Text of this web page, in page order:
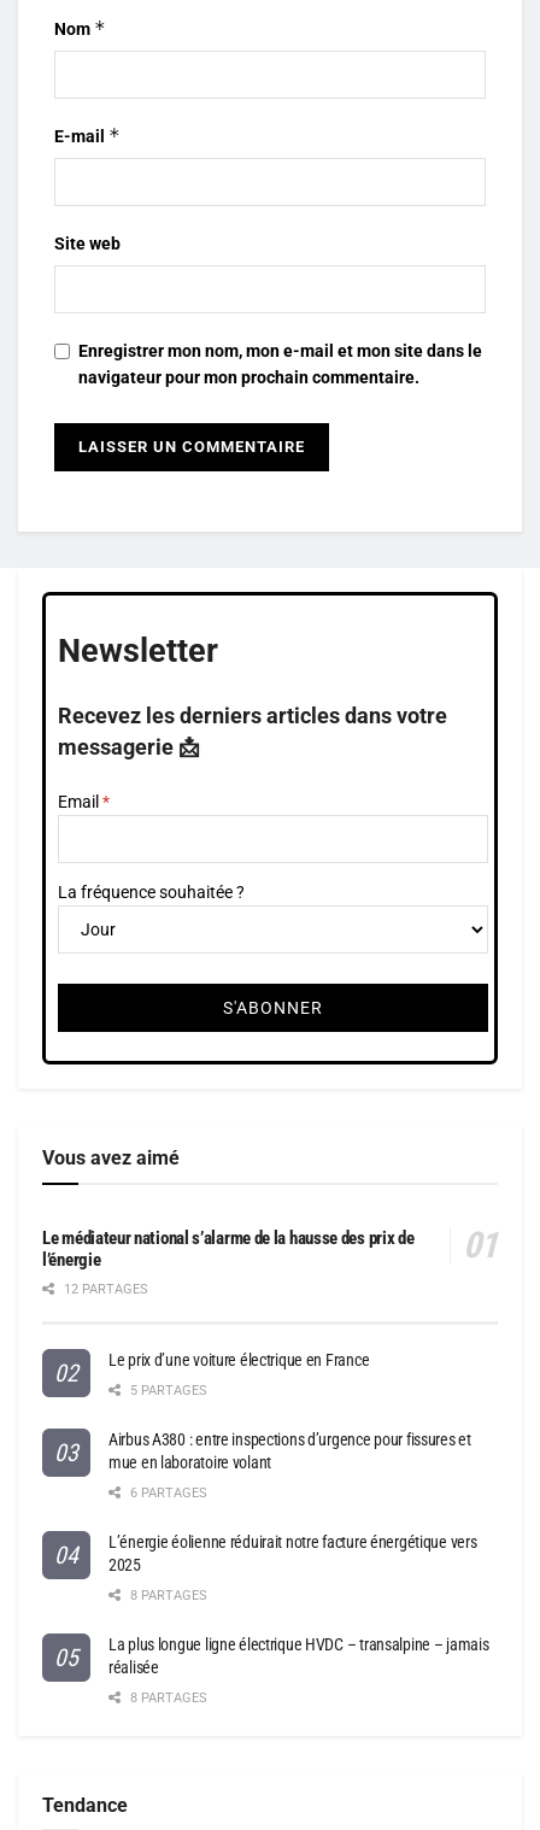
Nom *
E-mail *
Site web
Enregistrer mon nom, mon e-mail et mon site dans le
navigateur pour mon prochain commentaire.
Newsletter
Recevez les derniers articles dans votre
messagerie 📩
Email
La fréquence souhaitée ?
Vous avez aimé
Le médiateur national s’alarme de la hausse des prix de
l’énergie
12 PARTAGES
Le prix d’une voiture électrique en France
5 PARTAGES
Airbus A380 : entre inspections d’urgence pour fissures et
mue en laboratoire volant
6 PARTAGES
L’énergie éolienne réduirait notre facture énergétique vers
2025
8 PARTAGES
La plus longue ligne électrique HVDC – transalpine – jamais
réalisée
8 PARTAGES
Tendance